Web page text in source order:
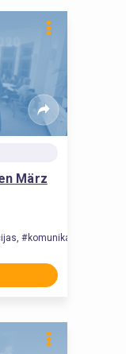
März
#komunikacija,